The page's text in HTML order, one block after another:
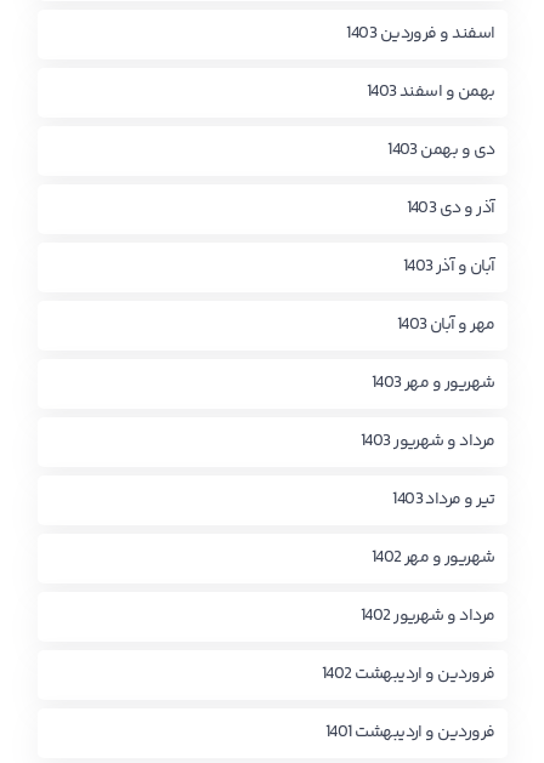
اسفند و فروردین 1403
بهمن و اسفند 1403
دی و بهمن 1403
آذر و دی 1403
آبان و آذر 1403
مهر و آبان 1403
شهریور و مهر 1403
مرداد و شهریور 1403
تیر و مرداد 1403
شهریور و مهر 1402
مرداد و شهریور 1402
فروردین و اردیبهشت 1402
فروردین و اردیبهشت 1401